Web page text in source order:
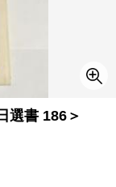
選書 186＞